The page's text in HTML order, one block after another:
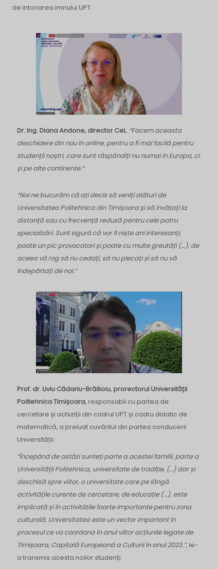
de intonarea imnului UPT.
Dr. Ing. Diana Andone, director CeL: “Facem aceasta
deschidere din nou în online, pentru a fi mai facilă pentru
studenții noștri, care sunt răspândiți nu numai în Europa, ci
și pe alte continente.”
“Noi ne bucurăm că ați decis să veniți alături de
Universitatea Politehnica din Timișoara și să învățați la
distanță sau cu frecvență redusă pentru cele patru
specializări. Sunt sigură că vor fi niște ani interesanți,
poate un pic provocatori și poate cu multe greutăți (…), de
aceea vă rog să nu cedați, să nu plecați și să nu vă
îndepărtați de noi.“
Prof. dr. Liviu Cădariu-Brăilioiu, prorectorul Universității
Politehnica Timișoara, responsabil cu partea de
cercetare și achiziții din cadrul UPT și cadru didatic de
matematică, a preluat cuvântul din partea conducerii
Universității.
“Începând de astăzi sunteți parte a acestei familii, parte a
Universității Politehnica, universitate de tradiție, (…) dar și
deschisă spre viitor, o universitate care pe lângă
activitățile curente de cercetare, de educație (…), este
implicată și în activitățile foarte importante pentru zona
culturală. Universitatea este un vector important în
procesul ce va coordona în anul viitor acțiunile legate de
Timișoara, Capitală Europeană a Culturii în anul 2023.”, le-
a transmis acesta noilor studenți.